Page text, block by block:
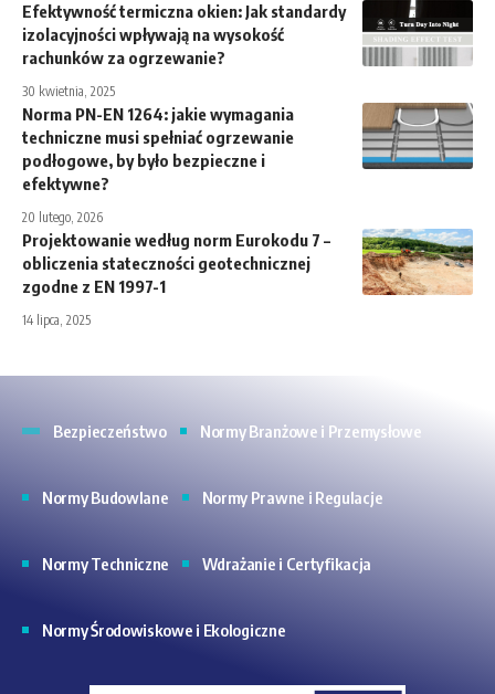
Efektywność termiczna okien: Jak standardy
izolacyjności wpływają na wysokość
rachunków za ogrzewanie?
30 kwietnia, 2025
Norma PN-EN 1264: jakie wymagania
techniczne musi spełniać ogrzewanie
podłogowe, by było bezpieczne i
efektywne?
20 lutego, 2026
Projektowanie według norm Eurokodu 7 –
obliczenia stateczności geotechnicznej
zgodne z EN 1997-1
14 lipca, 2025
Bezpieczeństwo Normy Branżowe i Przemysłowe
Normy Budowlane Normy Prawne i Regulacje
Normy Techniczne Wdrażanie i Certyfikacja
Normy Środowiskowe i Ekologiczne